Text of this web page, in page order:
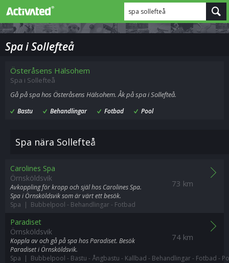
spa sollefteå
Spa i Sollefteå
Österåsens Hälsohem
Spa i Sollefteå
Gå på spa hos Österåsens Hälsohem. Åk på spa i Sollefteå.
Bastu Behandlingar Fotbad Pool
Spa nära Sollefteå
73 km
Carolines Spa
Örnsköldsvik
Avkoppling för kropp och själ hos Carolines Spa.
Spa i Örnsköldsvik som är värt ett besök.
Spa | Bubbelpool - Behandlingar- Fotbad
74 km
Paradiset
Örnsköldsvik
Koppla av och gå på spa hos Paradiset. Besök
Paradiset i Örnsköldsvik.
Spa | Bubbelpool - Bastu - Ångbastu - Kallbad - Behandlingar- Fotbad -